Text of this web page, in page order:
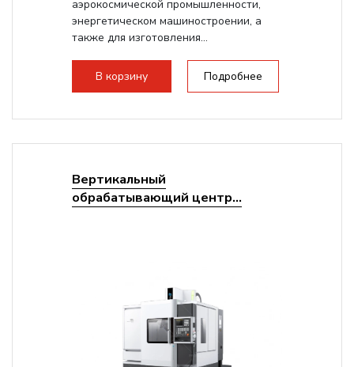
аэрокосмической промышленности,
энергетическом машиностроении, а
также для изготовления...
В корзину Подробнее
Вертикальный
обрабатывающий центр...